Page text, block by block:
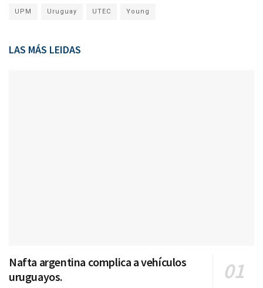
UPM Uruguay UTEC Young
LAS MÁS LEIDAS
Nafta argentina complica a vehículos
uruguayos.